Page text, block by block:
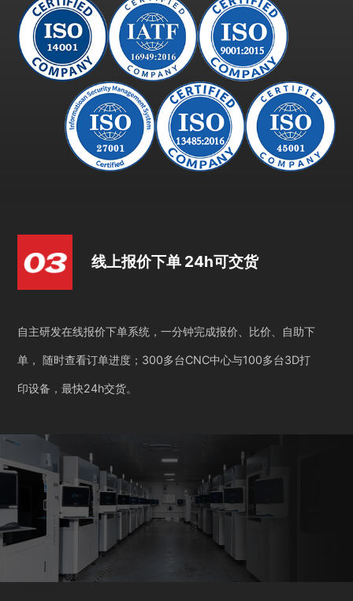
线上报价下单 24h可交货
自主研发在线报价下单系统，一分钟完成报价、比价、自助下
单， 随时查看订单进度；300多台CNC中心与100多台3D打
印设备，最快24h交货。